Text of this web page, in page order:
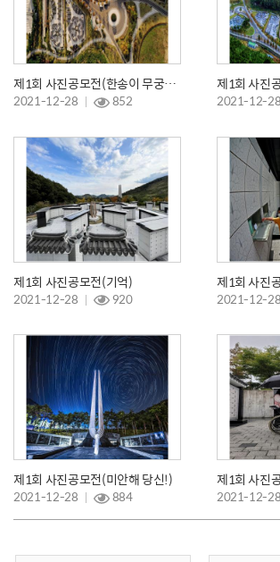
제1회 사진공모전(한송이 무궁화꽃으로)
2021-12-28 852 2021-12-28
제1회 사진공모전(기억)
2021-12-28 920 2021-12-28
제1회 사진공모전(미안해 당신!)
2021-12-28 884
제1회 사진
2021-12-28